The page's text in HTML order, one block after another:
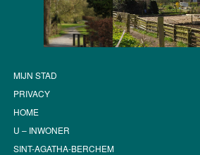
MIJN STAD
PRIVACY
HOME
U – INWONER
SINT-AGATHA-BERCHEM